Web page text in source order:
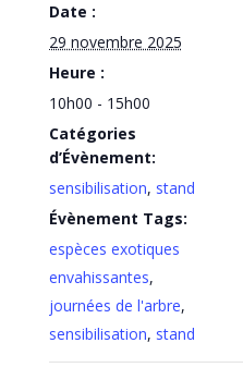
Date :
29 novembre 2025
Heure :
10h00 - 15h00
Catégories
d’Évènement:
sensibilisation, stand
Évènement Tags:
espèces exotiques
envahissantes,
journées de l'arbre,
sensibilisation, stand